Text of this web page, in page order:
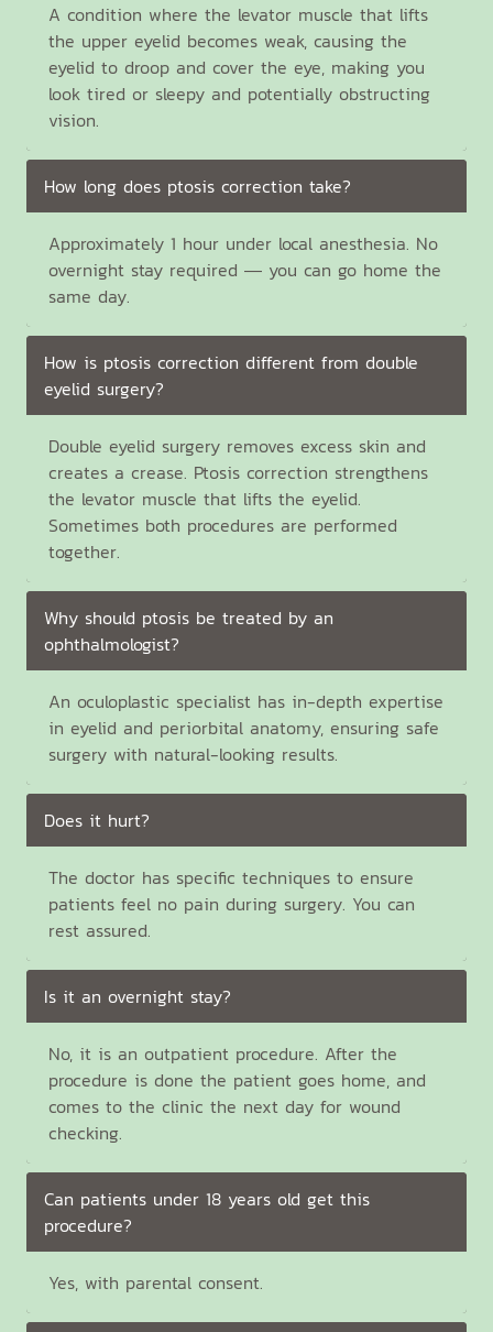
A condition where the levator muscle that lifts
the upper eyelid becomes weak, causing the
eyelid to droop and cover the eye, making you
look tired or sleepy and potentially obstructing
vision.
How long does ptosis correction take?
Approximately 1 hour under local anesthesia. No
overnight stay required — you can go home the
same day.
How is ptosis correction different from double
eyelid surgery?
Double eyelid surgery removes excess skin and
creates a crease. Ptosis correction strengthens
the levator muscle that lifts the eyelid.
Sometimes both procedures are performed
together.
Why should ptosis be treated by an
ophthalmologist?
An oculoplastic specialist has in-depth expertise
in eyelid and periorbital anatomy, ensuring safe
surgery with natural-looking results.
Does it hurt?
The doctor has specific techniques to ensure
patients feel no pain during surgery. You can
rest assured.
Is it an overnight stay?
No, it is an outpatient procedure. After the
procedure is done the patient goes home, and
comes to the clinic the next day for wound
checking.
Can patients under 18 years old get this
procedure?
Yes, with parental consent.